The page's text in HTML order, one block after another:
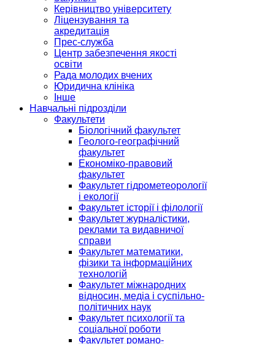
Керівництво університету
Ліцензування та
акредитація
Прес-служба
Центр забезпечення якості
освіти
Рада молодих вчених
Юридична клініка
Інше
Навчальні підрозділи
Факультети
Біологічний факультет
Геолого-географічний
факультет
Економіко-правовий
факультет
Факультет гідрометеорології
і екології
Факультет історії і філології
Факультет журналістики,
реклами та видавничої
справи
Факультет математики,
фізики та інформаційних
технологій
Факультет міжнародних
відносин, медіа і суспільно-
політичних наук
Факультет психології та
соціальної роботи
Факультет романо-